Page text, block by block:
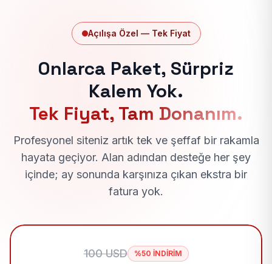
Açılışa Özel — Tek Fiyat
Onlarca Paket, Sürpriz
Kalem Yok.
Tek Fiyat, Tam Donanım.
Profesyonel siteniz artık tek ve şeffaf bir rakamla
hayata geçiyor. Alan adından desteğe her şey
içinde; ay sonunda karşınıza çıkan ekstra bir
fatura yok.
100 USD %50 İNDİRİM